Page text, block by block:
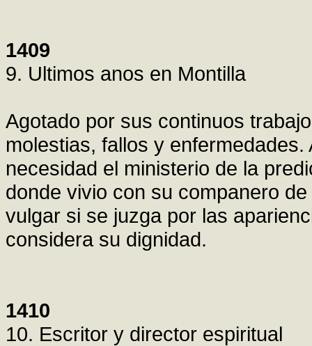
1409
9. Ultimos anos en Montilla
Agotado por sus continuos
molestias, fallos y
necesidad el ministerio de la
donde vivio con su companero
vulgar si se juzga por las
considera su dignidad.
1410
10. Escritor y director espiritual